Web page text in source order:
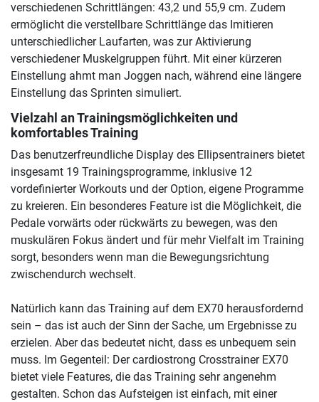
verschiedenen Schrittlängen: 43,2 und 55,9 cm. Zudem
ermöglicht die verstellbare Schrittlänge das Imitieren
unterschiedlicher Laufarten, was zur Aktivierung
verschiedener Muskelgruppen führt. Mit einer kürzeren
Einstellung ahmt man Joggen nach, während eine längere
Einstellung das Sprinten simuliert.
Vielzahl an Trainingsmöglichkeiten und
komfortables Training
Das benutzerfreundliche Display des Ellipsentrainers bietet
insgesamt 19 Trainingsprogramme, inklusive 12
vordefinierter Workouts und der Option, eigene Programme
zu kreieren. Ein besonderes Feature ist die Möglichkeit, die
Pedale vorwärts oder rückwärts zu bewegen, was den
muskulären Fokus ändert und für mehr Vielfalt im Training
sorgt, besonders wenn man die Bewegungsrichtung
zwischendurch wechselt.
Natürlich kann das Training auf dem EX70 herausfordernd
sein – das ist auch der Sinn der Sache, um Ergebnisse zu
erzielen. Aber das bedeutet nicht, dass es unbequem sein
muss. Im Gegenteil: Der cardiostrong Crosstrainer EX70
bietet viele Features, die das Training sehr angenehm
gestalten. Schon das Aufsteigen ist einfach, mit einer